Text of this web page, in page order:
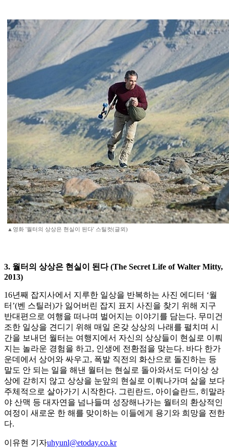
▲영화 '월터의 상상은 현실이 된다' 스틸컷(글뫼)
3. 월터의 상상은 현실이 된다 (The Secret Life of Walter Mitty,
2013)
16년째 잡지사에서 지루한 일상을 반복하는 사진 에디터 ‘월
터’(벤 스틸러)가 잃어버린 잡지 표지 사진을 찾기 위해 지구
반대편으로 여행을 떠나며 벌어지는 이야기를 담는다. 무미건
조한 일상을 견디기 위해 매일 온갖 상상의 나래를 펼치며 시
간을 보내던 월터는 여행지에서 자신의 상상들이 현실로 이뤄
지는 놀라운 경험을 하고, 인생에 전환점을 맞는다. 바다 한가
운데에서 상어와 싸우고, 폭발 직전의 화산으로 돌진하는 등
말도 안 되는 일을 해낸 월터는 현실로 돌아와서도 더이상 상
상에 갇히지 않고 상상을 눈앞의 현실로 이뤄나가며 삶을 보다
주체적으로 살아가기 시작한다. 그린란드, 아이슬란드, 히말라
야 산맥 등 대자연을 넘나들며 성장해나가는 월터의 환상적인
여정이 새로운 한 해를 맞이하는 이들에게 용기와 희망을 전한
다.
이유현 기자uhyunl@etoday.co.kr